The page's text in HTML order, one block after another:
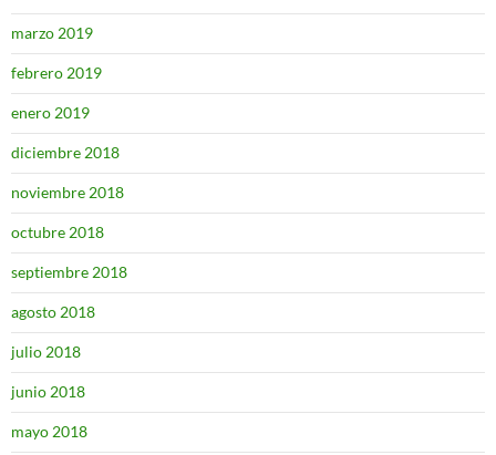
marzo 2019
febrero 2019
enero 2019
diciembre 2018
noviembre 2018
octubre 2018
septiembre 2018
agosto 2018
julio 2018
junio 2018
mayo 2018